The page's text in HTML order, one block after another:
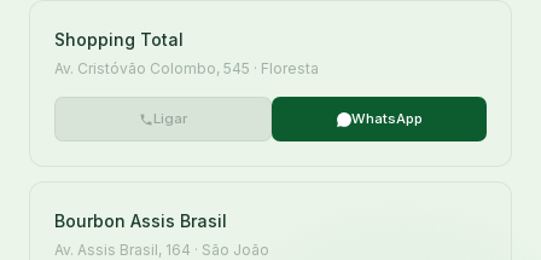
Shopping Total
Av. Cristóvão Colombo, 545 · Floresta
Ligar WhatsApp
Bourbon Assis Brasil
Av. Assis Brasil, 164 · São João